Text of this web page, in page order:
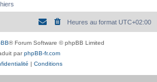
Heures au format UTC+02:00
® Forum Software © phpBB Limited
parphpBB-fr.com
| Conditions